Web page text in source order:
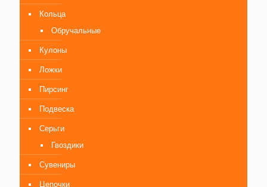
Кольца
Обручальные
Кулоны
Ложки
Пирсинг
Подвеска
Серьги
Гвоздики
Сувениры
Цепочки